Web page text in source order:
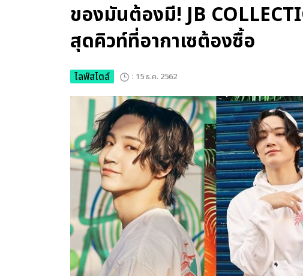
ของมันต้องมี! JB
สุดคิวท์ที่อากาเซต้องซื้อ
ไลฟ์สไตล์ : 15 ธ.ค. 2562